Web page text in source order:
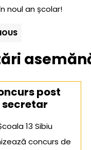
noul an școlar!
post
secretar
13 Sibiu
concurs de